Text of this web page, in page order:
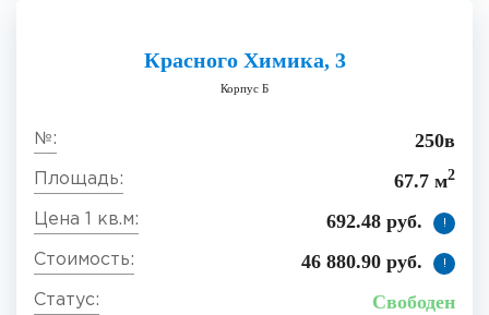
Красного Химика, 3
Корпус Б
250в
67.7 м2
692.48 руб. !
46 880.90 руб. !
Свободен